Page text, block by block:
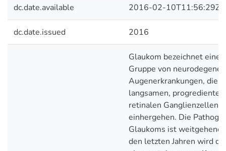
dc.date.available 2016-02-10T11:56:29Z
dc.date.issued 2016
Glaukom bezeichnet eine
Gruppe von
Augenerkrankungen, die
langsamen,
retinalen Ganglienzellen
einhergehen. Die
Glaukoms ist weitgehend
den letzten Jahren wird